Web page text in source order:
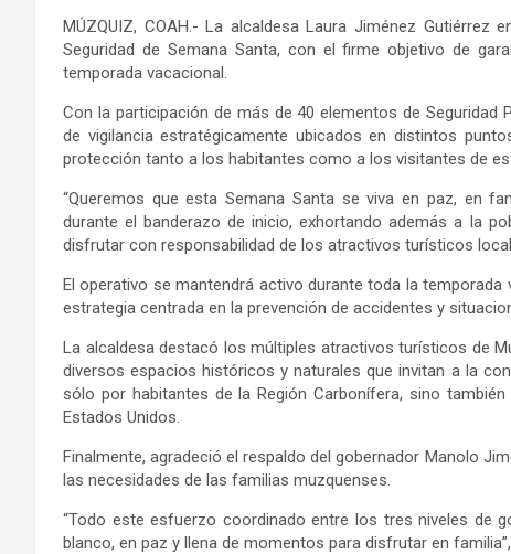
MÚZQUIZ, COAH.- La alcaldesa Laura Jiménez Gutiérrez
Seguridad de Semana Santa, con el firme objetivo de
temporada vacacional.
Con la participación de más de 40 elementos de
de vigilancia estratégicamente ubicados en distintos
protección tanto a los habitantes como a los visitantes de
“Queremos que esta Semana Santa se viva en paz, en
durante el banderazo de inicio, exhortando además a la
disfrutar con responsabilidad de los atractivos turísticos
El operativo se mantendrá activo durante toda la
estrategia centrada en la prevención de accidentes y
La alcaldesa destacó los múltiples atractivos turísticos de
diversos espacios históricos y naturales que invitan a la
sólo por habitantes de la Región Carbonífera, sino
Estados Unidos.
Finalmente, agradeció el respaldo del gobernador Manolo
las necesidades de las familias muzquenses.
“Todo este esfuerzo coordinado entre los tres niveles de
blanco, en paz y llena de momentos para disfrutar en